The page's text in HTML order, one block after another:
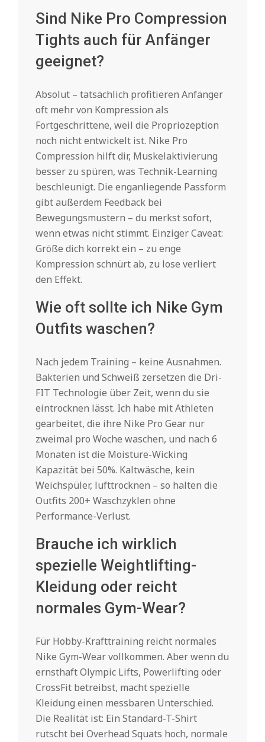
Sind Nike Pro Compression
Tights auch für Anfänger
geeignet?
Absolut – tatsächlich profitieren Anfänger
oft mehr von Kompression als
Fortgeschrittene, weil die Propriozeption
noch nicht entwickelt ist. Nike Pro
Compression hilft dir, Muskelaktivierung
besser zu spüren, was Technik-Learning
beschleunigt. Die enganliegende Passform
gibt außerdem Feedback bei
Bewegungsmustern – du merkst sofort,
wenn etwas nicht stimmt. Einziger Caveat:
Größe dich korrekt ein – zu enge
Kompression schnürt ab, zu lose verliert
den Effekt.
Wie oft sollte ich Nike Gym
Outfits waschen?
Nach jedem Training – keine Ausnahmen.
Bakterien und Schweiß zersetzen die Dri-
FIT Technologie über Zeit, wenn du sie
eintrocknen lässt. Ich habe mit Athleten
gearbeitet, die ihre Nike Pro Gear nur
zweimal pro Woche waschen, und nach 6
Monaten ist die Moisture-Wicking
Kapazität bei 50%. Kaltwäsche, kein
Weichspüler, lufttrocknen – so halten die
Outfits 200+ Waschzyklen ohne
Performance-Verlust.
Brauche ich wirklich
spezielle Weightlifting-
Kleidung oder reicht
normales Gym-Wear?
Für Hobby-Krafttraining reicht normales
Nike Gym-Wear vollkommen. Aber wenn du
ernsthaft Olympic Lifts, Powerlifting oder
CrossFit betreibst, macht spezielle
Kleidung einen messbaren Unterschied.
Die Realität ist: Ein Standard-T-Shirt
rutscht bei Overhead Squats hoch, normale